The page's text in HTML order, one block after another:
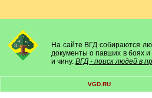
На сайте ВГД собираются
документы о павших в боях и
и чину. ВГД - поиск людей в
VGD.RU